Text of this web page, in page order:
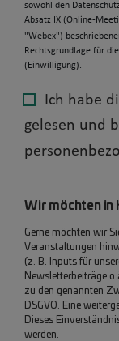
sowohl den
Absatz IX (Online-
"Webex")
Rechtsgrundlage für
(Einwilligung).
Ich habe
gelesen und
Wir möchten in
Gerne möchten wir
Veranstaltungen
(z. B. Inputs für
Newsletterbeiträge
zu den genannten
DSGVO. Eine
Dieses
werden.